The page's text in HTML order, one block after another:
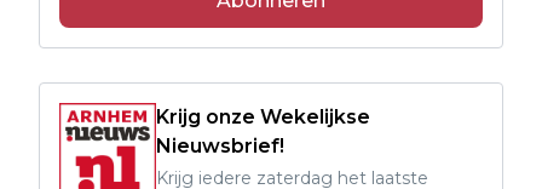
Krijg onze Wekelijkse
Nieuwsbrief!
Krijg iedere zaterdag het laatste